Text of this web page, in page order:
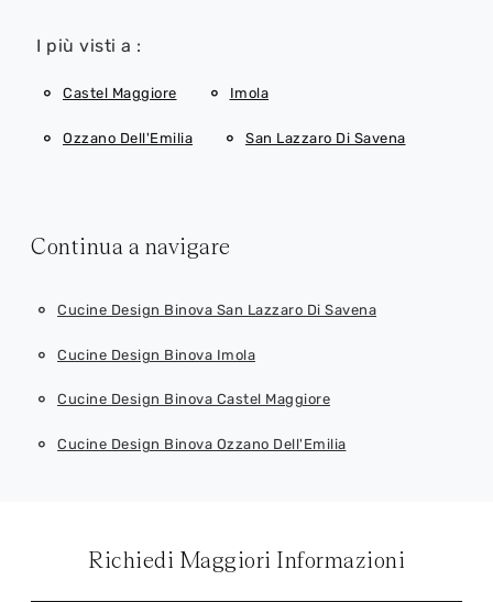
I più visti a :
Castel Maggiore Imola
Ozzano Dell'Emilia San Lazzaro Di Savena
Continua a navigare
Cucine Design Binova San Lazzaro Di Savena
Cucine Design Binova Imola
Cucine Design Binova Castel Maggiore
Cucine Design Binova Ozzano Dell'Emilia
Richiedi Maggiori Informazioni